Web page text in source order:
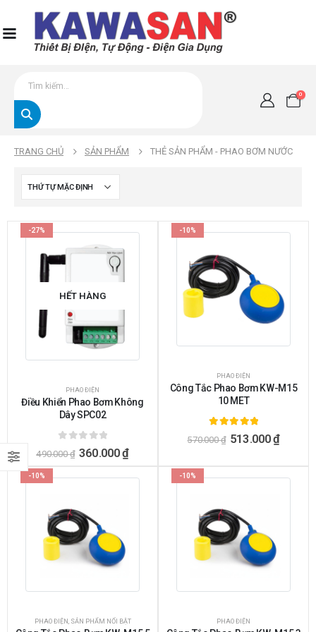
0
TRANG CHỦ SẢN PHẨM THẺ SẢN PHẨM - PHAO BƠM NƯỚC
-27%
HẾT HÀNG
PHAO ĐIỆN
Điều Khiển Phao Bơm Không
Dây SPC02
ngoài 5
490.000₫ 360.000₫
-10%
PHAO ĐIỆN
Công Tắc Phao Bơm KW-M15
10 MET
ngoài 5
570.000₫ 513.000₫
-10%
PHAO ĐIỆN SẢN PHẨM NỔI BẬT
-10%
PHAO ĐIỆN